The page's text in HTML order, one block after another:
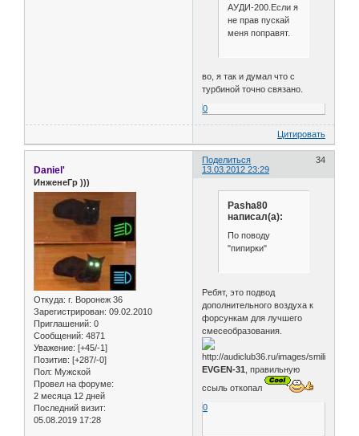
АУДИ-200.Если я
не прав пускай
меня поправят.
во, я так и думал что с
турбиной точно связано.
0
Цитировать
Поделиться
34
13.03.2012 23:29
Daniel'
ИнженеГр )))
Откуда: г. Воронеж 36
Зарегистрирован: 09.02.2010
Приглашений: 0
Сообщений: 4871
Уважение: [+45/-1]
Позитив: [+287/-0]
Пол: Мужской
Провел на форуме:
2 месяца 12 дней
Последний визит:
05.08.2019 17:28
Pasha80
написал(а):
По поводу
"пипирки"
Ребят, это подвод
дополнительного воздуха к
форсункам для лучшего
смесеобразования.
EVGEN-31 , правильную
ссыль откопал
0